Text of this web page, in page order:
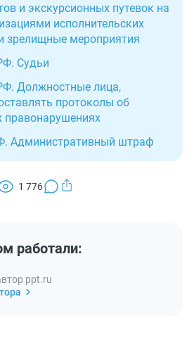
и экскурсионных путевок на
исполнительских
зрелищные мероприятия
Судьи
Должностные лица,
протоколы об
правонарушениях
Административный штраф
1 776
работали:
ppt.ru